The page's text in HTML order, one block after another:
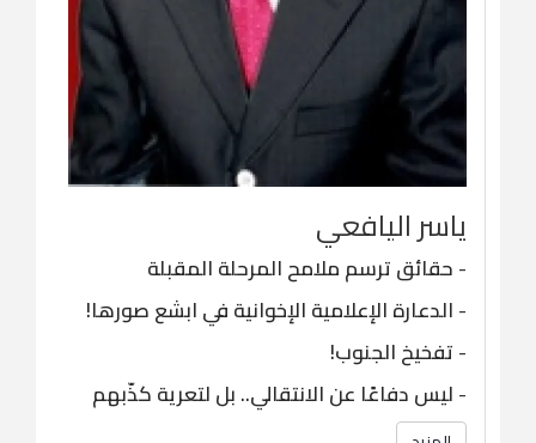
ياسر اليافعي
-حقائق ترسم ملامح المرحلة المقبلة
-الدعارة الإعلامية الإخوانية في ابشع صورها!
-تفخيخ الجنوب!
-ليس دفاعًا عن الانتقالي.. بل لتعرية كذّبهم